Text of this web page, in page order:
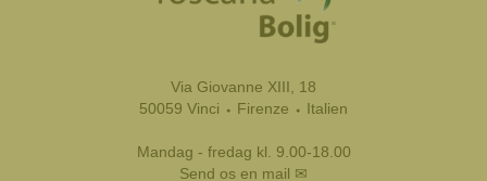
Via Giovanne XIII, 18
50059 Vinci ⬩ Firenze ⬩ Italien
Mandag - fredag kl. 9.00-18.00
Send os en mail ✉